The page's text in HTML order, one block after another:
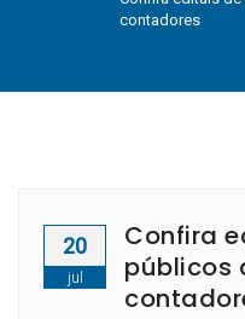
contadores
20
jul
Confira
públicos